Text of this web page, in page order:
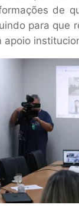
de
para que
apoio